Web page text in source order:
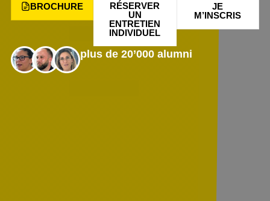
BROCHURE
RÉSERVER
UN
ENTRETIEN
INDIVIDUEL
JE
M’INSCRIS
plus de 20’000 alumni